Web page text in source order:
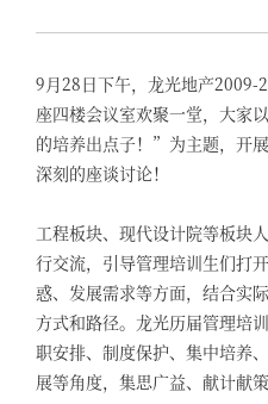
9月28日下午，龙光地产2009-
座四楼会议室欢聚一堂，大家
的培养出点子！”为主题，开
深刻的座谈讨论！
工程板块、现代设计院等板块
行交流，引导管理培训生们打
惑、发展需求等方面，结合实
方式和路径。龙光历届管理培
职安排、制度保护、集中培养
展等角度，集思广益、献计献策